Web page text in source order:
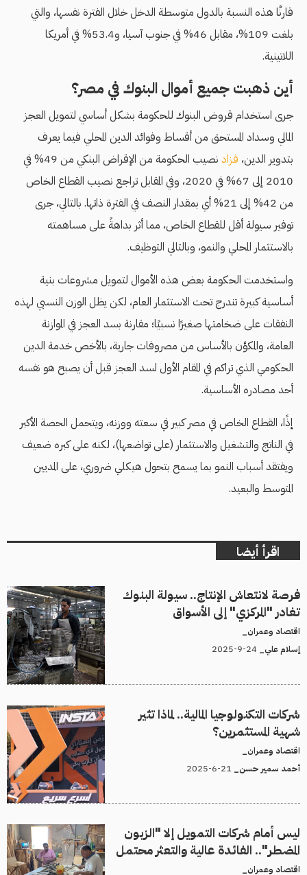
قارنَّا هذه النسبة بالدول متوسطة الدخل خلال الفترة نفسها، والتي
بلغت 109%، مقابل 46% في جنوب آسيا، و53.4% في أمريكا
اللاتينية.
أين ذهبت جميع أموال البنوك في مصر؟
جرى استخدام قروض البنوك للحكومة بشكل أساسي لتمويل العجز
المالي وسداد المستحق من أقساط وفوائد الدين المحلي فيما يعرف
بتدوير الدين، فزاد
نصيب الحكومة من الإقراض البنكي من 49% في
2010 إلى 67% في 2020، وفي المقابل تراجع نصيب القطاع الخاص
من 42% إلى 21% أي بمقدار النصف في الفترة ذاتها. بالتالي، جرى
توفير سيولة أقل للقطاع الخاص، مما أثر بداهةً على مساهمته
بالاستثمار المحلي والنمو، وبالتالي التوظيف.
واستخدمت الحكومة بعض هذه الأموال لتمويل مشروعات بنية
أساسية كبيرة تندرج تحت الاستثمار العام، لكن يظل الوزن النسبي لهذه
النفقات على ضخامتها صغيرًا نسبيًا؛ مقارنة بسد العجز في الموازنة
العامة، والمكوَّن بالأساس من مصروفات جارية، بالأخص خدمة الدين
الحكومي الذي تراكم في المقام الأول لسد العجز قبل أن يصبح هو نفسه
أحد مصادره الأساسية.
إذًا، القطاع الخاص في مصر كبير في سعته ووزنه، ويتحمل الحصة الأكبر
في الناتج والتشغيل والاستثمار (على تواضعها)، لكنه على كبره ضعيف
ويفتقد أسباب النمو بما يسمح بتحول هيكلي ضروري، على المديين
المتوسط والبعيد.
اقرأ أيضا
فرصة لانتعاش الإنتاج.. سيولة البنوك
تغادر "المركزي" إلى الأسواق
اقتصاد وعمران_
إسلام علي_
شركات التكنولوجيا المالية.. لماذا تثير
شهية المستثمرين؟
اقتصاد وعمران_
أحمد سمير حسن_
ليس أمام شركات التمويل إلا "الزبون
المضطر".. الفائدة عالية والتعثر محتمل
اقتصاد وعمران_